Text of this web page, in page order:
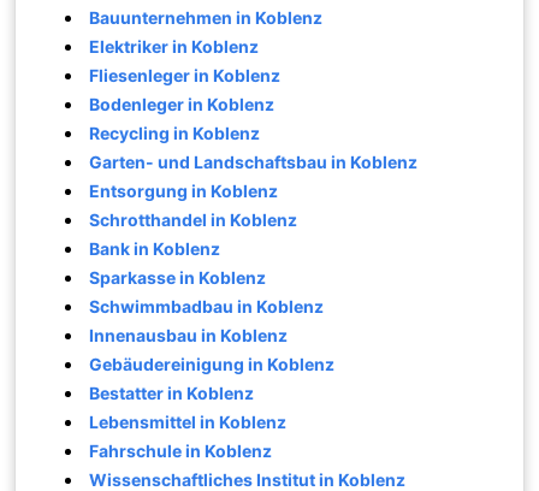
Bauunternehmen in Koblenz
Elektriker in Koblenz
Fliesenleger in Koblenz
Bodenleger in Koblenz
Recycling in Koblenz
Garten- und Landschaftsbau in Koblenz
Entsorgung in Koblenz
Schrotthandel in Koblenz
Bank in Koblenz
Sparkasse in Koblenz
Schwimmbadbau in Koblenz
Innenausbau in Koblenz
Gebäudereinigung in Koblenz
Bestatter in Koblenz
Lebensmittel in Koblenz
Fahrschule in Koblenz
Wissenschaftliches Institut in Koblenz